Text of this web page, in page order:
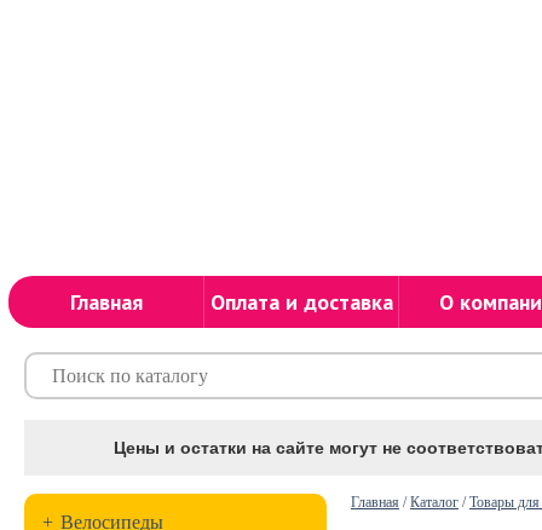
Главная Оплата и доставка О
Цены и остатки на сайте могут не
+ Велосипеды
Главная /Каталог /Товары